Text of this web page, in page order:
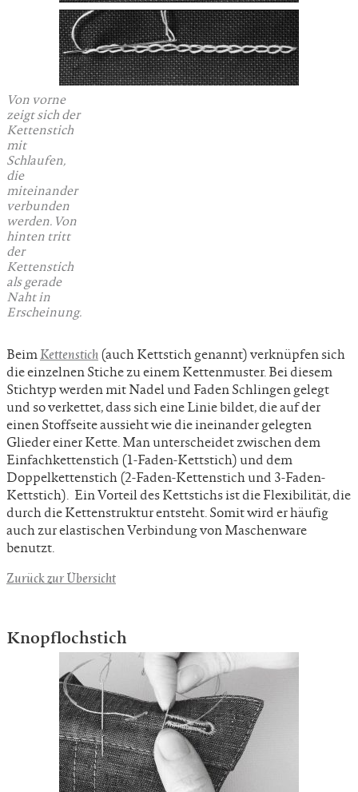
Von vorne
zeigt sich der
Kettenstich
mit
Schlaufen,
die
miteinander
verbunden
werden. Von
hinten tritt
der
Kettenstich
als gerade
Naht in
Erscheinung.
BeimKettenstich(auch Kettstich genannt) verknüpfen sich
die einzelnen Stiche zu einem Kettenmuster. Bei diesem
Stichtyp werden mit Nadel und Faden Schlingen gelegt
und so verkettet, dass sich eine Linie bildet, die auf der
einen Stoffseite aussieht wie die ineinander gelegten
Glieder einer Kette. Man unterscheidet zwischen dem
Einfachkettenstich (1-Faden-Kettstich) und dem
Doppelkettenstich (2-Faden-Kettenstich und 3-Faden-
Kettstich). Ein Vorteil des Kettstichs ist die Flexibilität, die
durch die Kettenstruktur entsteht. Somit wird er häufig
auch zur elastischen Verbindung von Maschenware
benutzt.
Zurück zur Übersicht
Knopflochstich